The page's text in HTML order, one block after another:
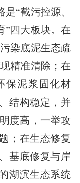
“截污控源、
”四大板块。在
染底泥生态疏
精准清除；在
保泥浆固化材
结构稳定，并
度高，一举攻
；在生态修复
基底修复与岸
湖滨生态系统